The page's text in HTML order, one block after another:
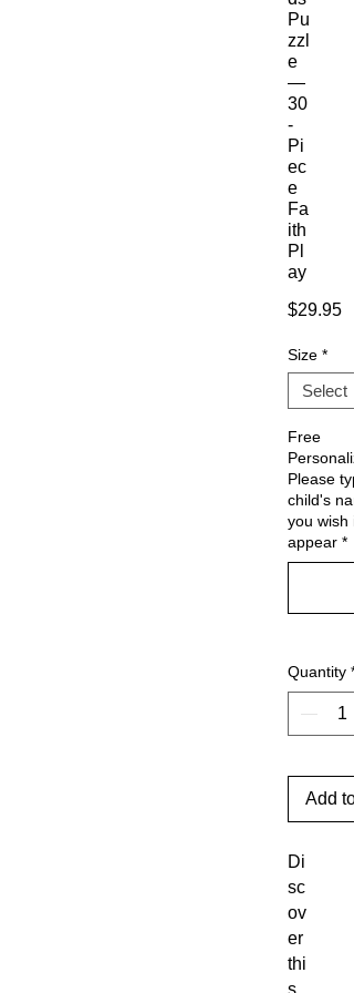
Pu
zzl
e
—
30
-
Pi
ec
e
Fa
ith
Pl
ay
$29.95
Size *
Free
Please
child's
you wish
appear *
Quantity *
Add
Di
sc
ov
er
thi
s